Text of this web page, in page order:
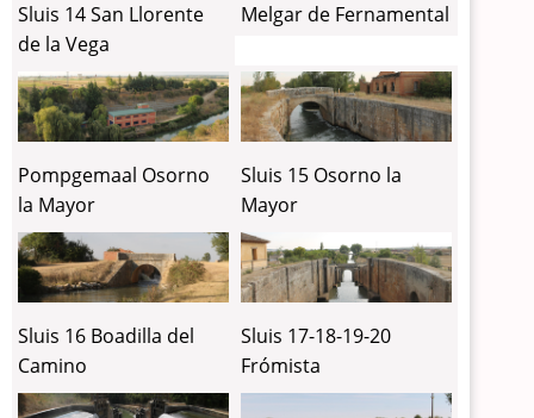
Sluis 14 San Llorente
de la Vega
Melgar de Fernamental
Pompgemaal Osorno
la Mayor
Sluis 15 Osorno la
Mayor
Sluis 16 Boadilla del
Camino
Sluis 17-18-19-20
Frómista